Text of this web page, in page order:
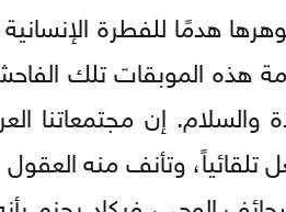
هدمًا للفطرة
هذه الموبقات تلك
إن مجتمعاتنا
تلقائياً، وتأنف منه